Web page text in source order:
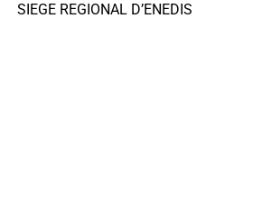
SIÈGE RÉGIONAL D’ENEDIS